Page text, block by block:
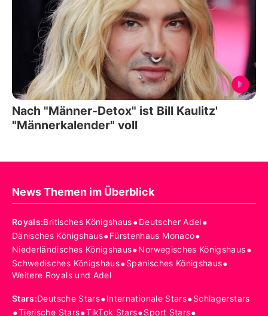
Nach "Männer-Detox" ist Bill Kaulitz'
"Männerkalender" voll
News Themen im Überblick
Royals:Britisches Königshaus•Deutscher Adel•
Dänisches Königshaus•Fürstenhaus Monaco•
Niederländisches Königshaus•Norwegisches Königshaus•
Schwedisches Königshaus•Spanisches Königshaus•
Weitere Royals und Adel
Stars:Deutsche Stars•Internationale Stars•Schlagerstars
•Tierische Stars•TikTok Stars•Sport Stars•